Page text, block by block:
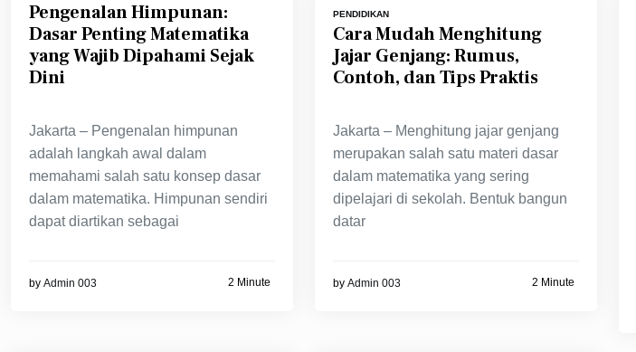
Pengenalan Himpunan:
Dasar Penting Matematika
yang Wajib Dipahami Sejak
Dini
Jakarta – Pengenalan himpunan
adalah langkah awal dalam
memahami salah satu konsep dasar
dalam matematika. Himpunan sendiri
dapat diartikan sebagai
by Admin 003 2 Minute
PENDIDIKAN
Cara Mudah Menghitung
Jajar Genjang: Rumus,
Contoh, dan Tips Praktis
Jakarta – Menghitung jajar genjang
merupakan salah satu materi dasar
dalam matematika yang sering
dipelajari di sekolah. Bentuk bangun
datar
by Admin 003 2 Minute